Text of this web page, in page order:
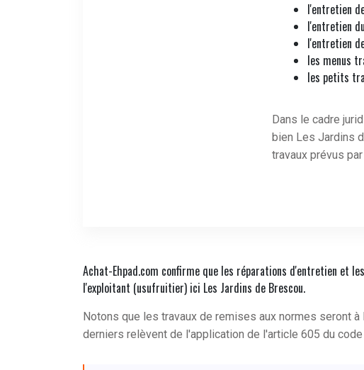
l'entretien
l'entretien
l'entretien
les menus
les petits
Dans le cadre
bien Les Jardins
travaux prévus
Achat-Ehpad.com confirme que les réparations d'entretien et
l'exploitant (usufruitier) ici Les Jardins de Brescou.
Notons que les travaux de remises aux normes seront
derniers relèvent de l'application de l'article 605 du